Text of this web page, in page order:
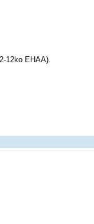
12ko EHAA).